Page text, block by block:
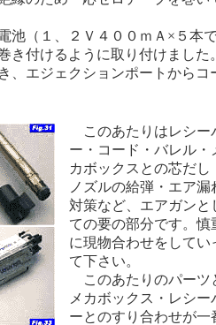
（１、２Ｖ４００ｍＡ×５本
き付けるように取り付けました。
、エジェクションポートからコ
このあたりはレシー
ー・コード・バレル・
カボックスとの芯だし
ノズルの給弾・エア漏
対策など、エアガンと
ての要の部分です。慎
に現物合わせをしてい
て下さい。
このあたりのパーツ
メカボックス・レシー
ーとのすり合わせが一